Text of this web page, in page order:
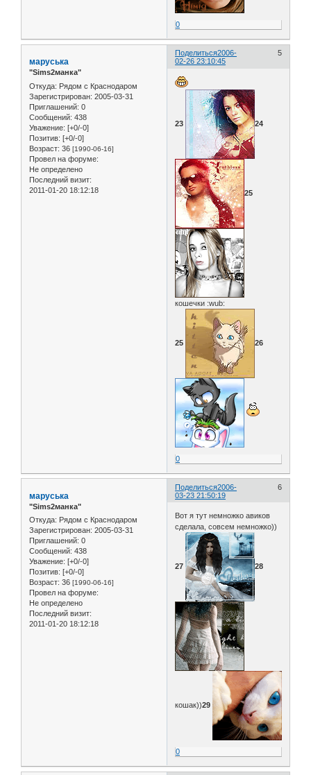
0
Поделиться 5
2006-
02-26 23:10:45
маруська
"Sims2манка"
Откуда: Рядом с Краснодаром
Зарегистрирован: 2005-03-31
Приглашений: 0
Сообщений: 438
Уважение: [+0/-0]
Позитив: [+0/-0]
Возраст: 36 [1990-06-16]
Провел на форуме:
Не определено
Последний визит:
2011-01-20 18:12:18
23 24
25
кошечки :wub:
25 26
0
Поделиться 6
2006-
03-23 21:50:19
маруська
"Sims2манка"
Откуда: Рядом с Краснодаром
Зарегистрирован: 2005-03-31
Приглашений: 0
Сообщений: 438
Уважение: [+0/-0]
Позитив: [+0/-0]
Возраст: 36 [1990-06-16]
Провел на форуме:
Не определено
Последний визит:
2011-01-20 18:12:18
Вот я тут немножко авиков
сделала, совсем немножко))
27 28
кошак))29
0